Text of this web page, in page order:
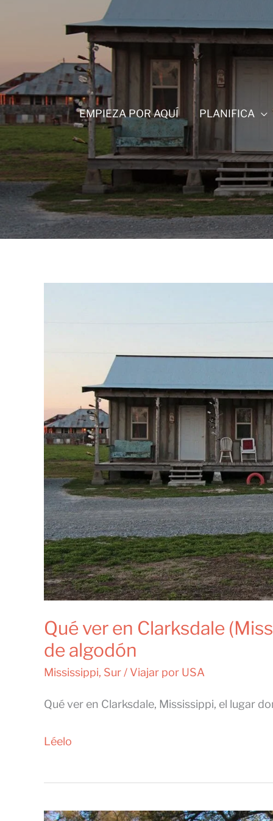
EMPIEZA POR AQUÍ PLANIFICA
Qué ver en Clarksdale
de algodón
Mississippi, Sur / Viajar por USA
Qué ver en Clarksdale, Mississippi, el lugar
Qué
en
Léelo